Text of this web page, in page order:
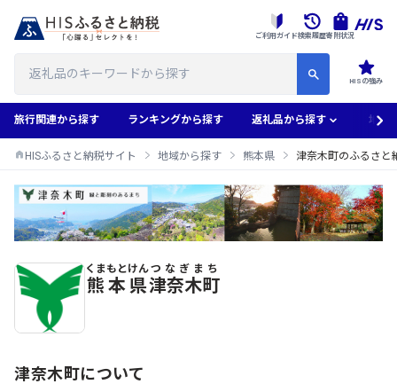
HISの強み
ご利用ガイド検索履歴寄附状況
旅行関連から探す ランキングから探す 返礼品から探す 地域
HISふるさと納税サイト 地域から探す 熊本県 津奈木町のふるさと
津奈木町のふるさと納税返礼品一覧
熊本県
くまもとけん
津奈木町
つなぎまち
津奈木町について